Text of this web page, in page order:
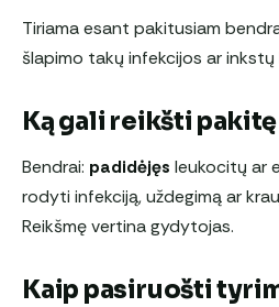
Tiriama esant pakitusiam
šlapimo takų infekcijos ar inkstų
Ką gali reikšti
Bendrai: padidėjęs leukocitų ar
rodyti infekciją, uždegimą ar
Reikšmę vertina gydytojas.
Kaip pasiruošti